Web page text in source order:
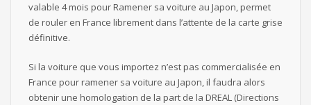
valable 4 mois pour Ramener sa voiture au Japon, permet
de rouler en France librement dans l’attente de la carte grise
définitive.
Si la voiture que vous importez n’est pas commercialisée en
France pour ramener sa voiture au Japon, il faudra alors
obtenir une homologation de la part de la DREAL (Directions